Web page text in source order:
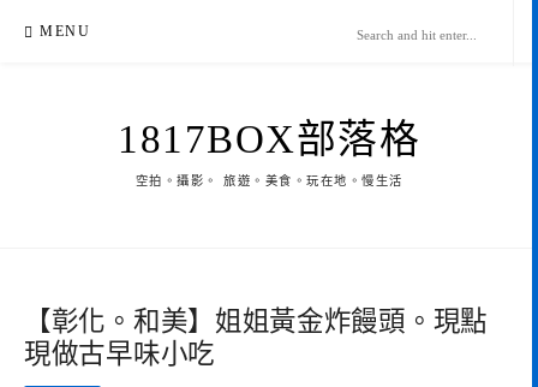
MENU
1817BOX部落格
空拍。攝影。 旅遊。美食。玩在地。慢生活
【彰化。和美】姐姐黃金炸饅頭。現點
現做古早味小吃